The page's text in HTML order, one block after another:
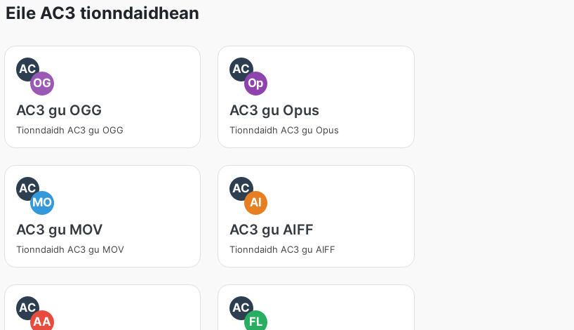
Eile AC3 tionndaidhean
AC
OG
AC3 gu OGG
Tionndaidh AC3 gu OGG
AC
Op
AC3 gu Opus
Tionndaidh AC3 gu Opus
AC
MO
AC3 gu MOV
Tionndaidh AC3 gu MOV
AC
AI
AC3 gu AIFF
Tionndaidh AC3 gu AIFF
AC
AA
AC
FL